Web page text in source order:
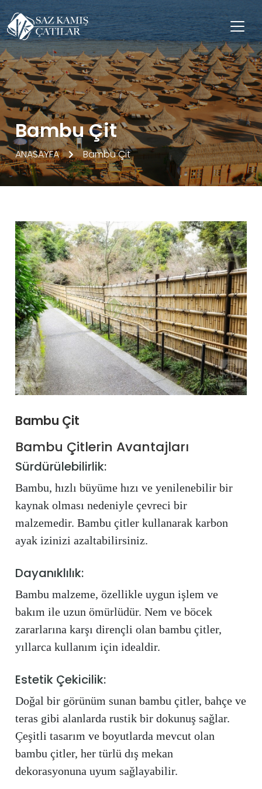
Bambu Çit
ANASAYFA Bambu Çit
Bambu Çit
Bambu Çitlerin Avantajları
Sürdürülebilirlik:
Bambu, hızlı büyüme hızı ve yenilenebilir bir
kaynak olması nedeniyle çevreci bir
malzemedir. Bambu çitler kullanarak karbon
ayak izinizi azaltabilirsiniz.
Dayanıklılık:
Bambu malzeme, özellikle uygun işlem ve
bakım ile uzun ömürlüdür. Nem ve böcek
zararlarına karşı dirençli olan bambu çitler,
yıllarca kullanım için idealdir.
Estetik Çekicilik:
Doğal bir görünüm sunan bambu çitler, bahçe ve
teras gibi alanlarda rustik bir dokunuş sağlar.
Çeşitli tasarım ve boyutlarda mevcut olan
bambu çitler, her türlü dış mekan
dekorasyonuna uyum sağlayabilir.